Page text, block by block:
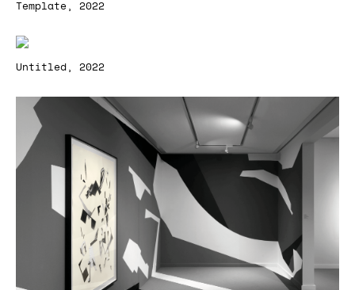
Template, 2022
Untitled, 2022